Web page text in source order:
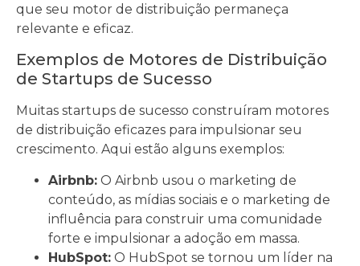
que seu motor de distribuição permaneça
relevante e eficaz.
Exemplos de Motores de Distribuição
de Startups de Sucesso
Muitas startups de sucesso construíram motores
de distribuição eficazes para impulsionar seu
crescimento. Aqui estão alguns exemplos:
Airbnb: O Airbnb usou o marketing de
conteúdo, as mídias sociais e o marketing de
influência para construir uma comunidade
forte e impulsionar a adoção em massa.
HubSpot: O HubSpot se tornou um líder na